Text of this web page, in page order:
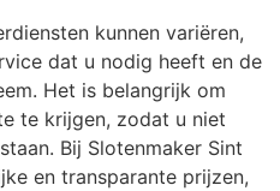
kunnen variëren,
dat u nodig heeft en de
Het is belangrijk om
te krijgen, zodat u niet
Bij Slotenmaker Sint
en transparante prijzen,